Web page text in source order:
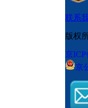
联系
版权
京ICP
京